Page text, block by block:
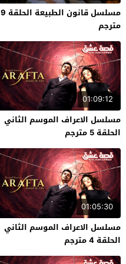
مسلسل قانون الطبيعة الحلقة 9
مترجم
01:09:12
مسلسل الاعراف الموسم الثاني
الحلقة 5 مترجم
01:05:30
مسلسل الاعراف الموسم الثاني
الحلقة 4 مترجم